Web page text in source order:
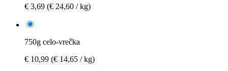
€ 3,69 (€ 24,60 / kg)
750g celo-vrečka
€ 10,99 (€ 14,65 / kg)